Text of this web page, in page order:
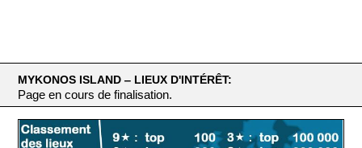
MYKONOS ISLAND ‒ LIEUX D'INTÉRÊT:
Page en cours de finalisation.